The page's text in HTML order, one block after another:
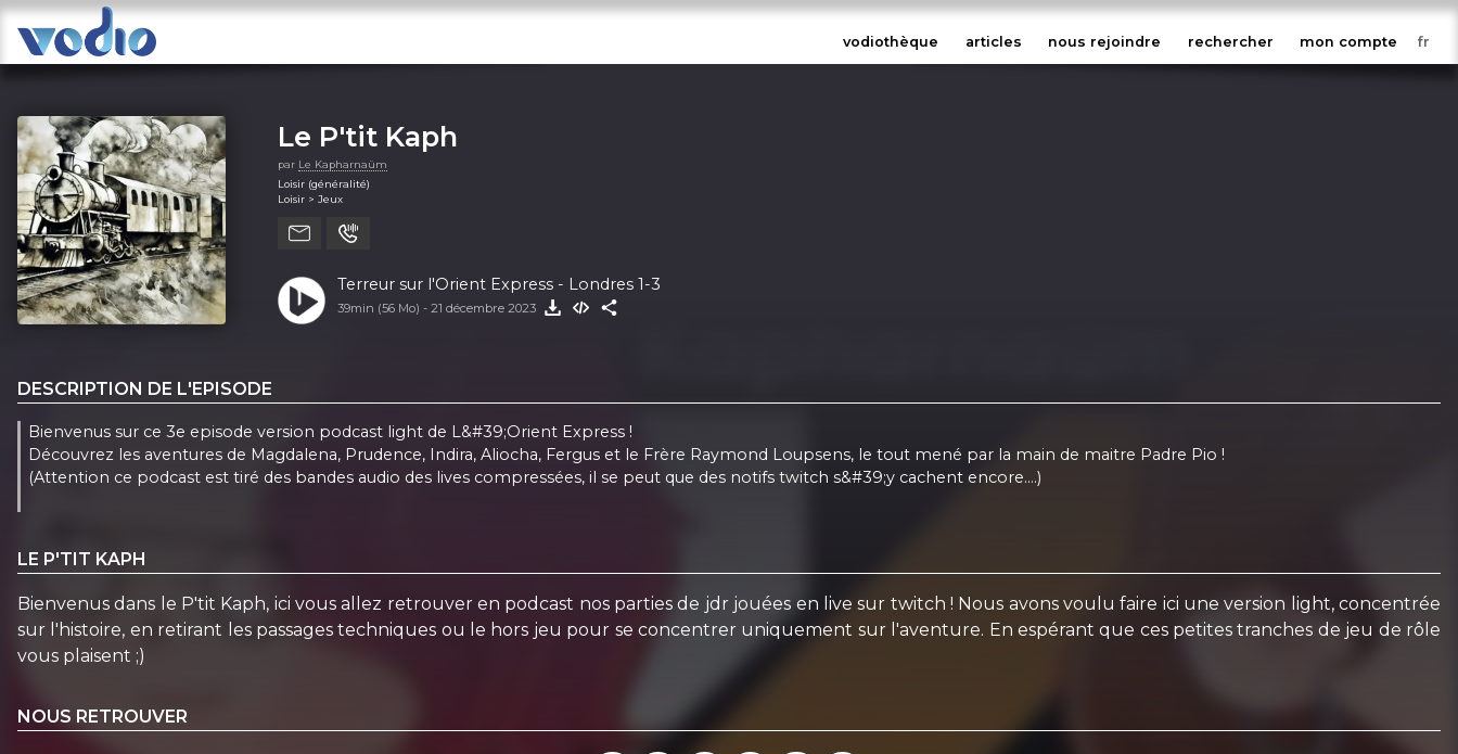
vodiothèque articles nous rejoindre rechercher mon compte
Le P'tit Kaph
par Le Kapharnaüm
Loisir (généralité)
Loisir > Jeux
Terreur sur l'Orient Express - Londres 1-3
39min (56 Mo) - 21 décembre 2023
DESCRIPTION DE L'EPISODE
Bienvenus sur ce 3e episode version podcast light de L&#39;Orient Express !
Découvrez les aventures de Magdalena, Prudence, Indira, Aliocha, Fergus et le Frère Raymond Loupsens, le tout mené par la main de maitre Padre Pio !
(Attention ce podcast est tiré des bandes audio des lives compressées, il se peut que des notifs twitch s&#39;y cachent encore....)
LE P'TIT KAPH
Bienvenus dans le P'tit Kaph, ici vous allez retrouver en podcast nos parties de jdr jouées en live sur twitch ! Nous avons voulu faire ici une version light, concentrée
sur l'histoire, en retirant les passages techniques ou le hors jeu pour se concentrer uniquement sur l'aventure. En espérant que ces petites tranches de jeu de rôle
vous plaisent ;)
NOUS RETROUVER